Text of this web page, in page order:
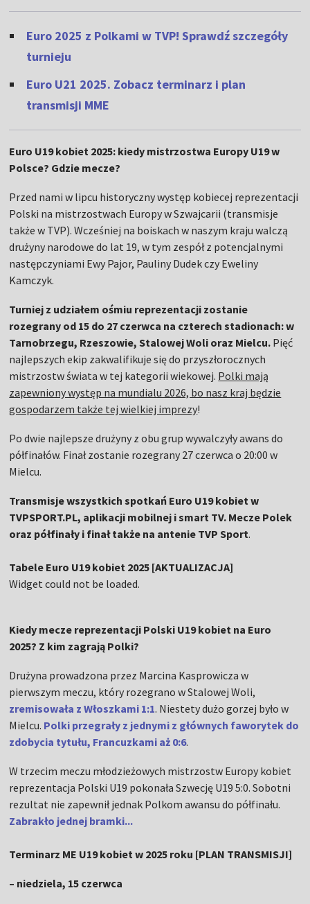
Euro 2025 z Polkami w TVP! Sprawdź szczegóły
turnieju
Euro U21 2025. Zobacz terminarz i plan
transmisji MME
Euro U19 kobiet 2025: kiedy mistrzostwa Europy U19 w
Polsce? Gdzie mecze?
Przed nami w lipcu historyczny występ kobiecej reprezentacji
Polski na mistrzostwach Europy w Szwajcarii (transmisje
także w TVP). Wcześniej na boiskach w naszym kraju walczą
drużyny narodowe do lat 19, w tym zespół z potencjalnymi
następczyniami Ewy Pajor, Pauliny Dudek czy Eweliny
Kamczyk.
Turniej z udziałem ośmiu reprezentacji zostanie
rozegrany od 15 do 27 czerwca na czterech stadionach: w
Tarnobrzegu, Rzeszowie, Stalowej Woli oraz Mielcu. Pięć
najlepszych ekip zakwalifikuje się do przyszłorocznych
mistrzostw świata w tej kategorii wiekowej. Polki mają
zapewniony występ na mundialu 2026, bo nasz kraj będzie
gospodarzem także tej wielkiej imprezy!
Po dwie najlepsze drużyny z obu grup wywalczyły awans do
półfinałów. Finał zostanie rozegrany 27 czerwca o 20:00 w
Mielcu.
Transmisje wszystkich spotkań Euro U19 kobiet w
TVPSPORT.PL, aplikacji mobilnej i smart TV. Mecze Polek
oraz półfinały i finał także na antenie TVP Sport.
Tabele Euro U19 kobiet 2025 [AKTUALIZACJA]
Widget could not be loaded.
Kiedy mecze reprezentacji Polski U19 kobiet na Euro
2025? Z kim zagrają Polki?
Drużyna prowadzona przez Marcina Kasprowicza w
pierwszym meczu, który rozegrano w Stalowej Woli,
zremisowała z Włoszkami 1:1. Niestety dużo gorzej było w
Mielcu. Polki przegrały z jednymi z głównych faworytek do
zdobycia tytułu, Francuzkami aż 0:6.
W trzecim meczu młodzieżowych mistrzostw Europy kobiet
reprezentacja Polski U19 pokonała Szwecję U19 5:0. Sobotni
rezultat nie zapewnił jednak Polkom awansu do półfinału.
Zabrakło jednej bramki...
Terminarz ME U19 kobiet w 2025 roku [PLAN TRANSMISJI]
– niedziela, 15 czerwca